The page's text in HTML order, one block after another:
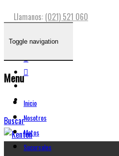
Llamanos: (021) 521 060
Buscar
Toggle navigation
Menu
Inicio
Nosotros
Motos
Sucursales